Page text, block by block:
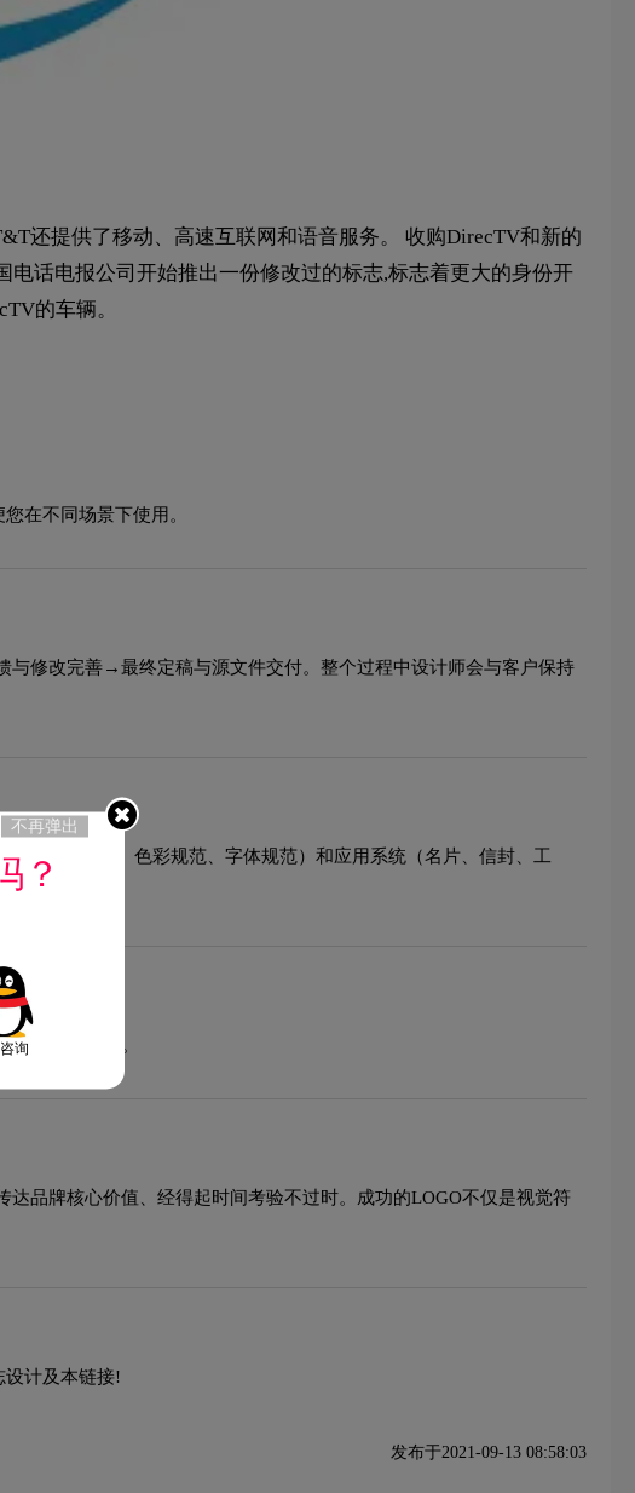
还提供了移动、高速互联网和语音服务。 收购DirecTV和新的
话电报公司开始推出一份修改过的标志,标志着更大的身份开
的车辆。
在不同场景下使用。
修改完善→最终定稿与源文件交付。整个过程中设计师会与客户保持
LOGO规范、色彩规范、字体规范）和应用系统（名片、信封、工
得法律保护。
品牌核心价值、经得起时间考验不过时。成功的LOGO不仅是视觉符
设计及本链接!
发布于2021-09-13 08:58:03
不再弹出
？
询